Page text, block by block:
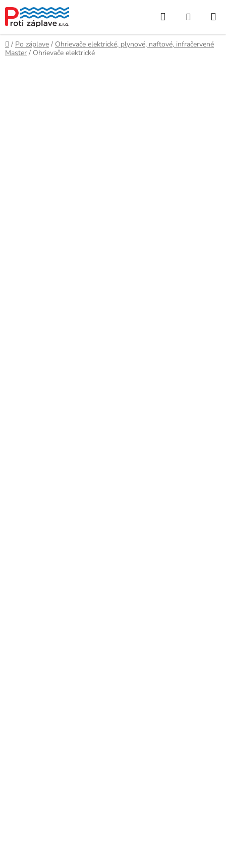
obsah
Hľadať
KOŠÍK
Domov
/ Po záplave / Ohrievače elektrické, plynové, naftové, infračervené
Master / Ohrievače elektrické